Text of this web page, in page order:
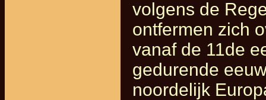
volgens de
ontfermen zich
vanaf de 11de
gedurende
noordelijk